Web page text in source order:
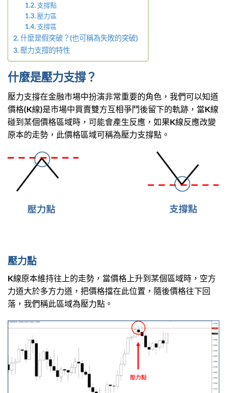
支撐點
壓力區
支撐區
什麼是假突破？(也可稱為失敗的突破)
壓力支撐的特性
什麼是壓力支撐？
壓力支撐在金融市場中扮演非常重要的角色，我們可以知道
價格(K線)是市場中買賣雙方互相爭鬥後留下的軌跡，當K線
碰到某個價格區域時，可能會產生反應，如果K線反應改變
原本的走勢，此價格區域可稱為壓力支撐點。
壓力點
K線原本維持往上的走勢，當價格上升到某個區域時，空方
力道大於多方力道，把價格擋在此位置，隨後價格往下回
落，我們稱此區域為壓力點。